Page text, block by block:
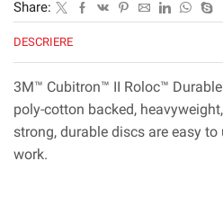
Share:
DESCRIERE
3M™ Cubitron™ II Roloc™
poly-cotton backed,
strong, durable discs are easy
work.